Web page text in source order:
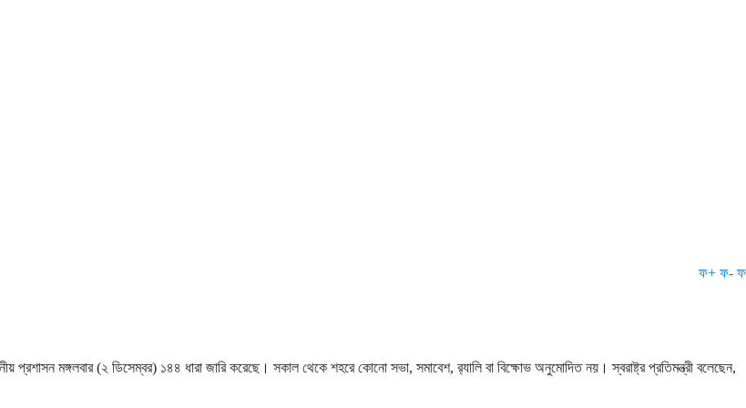
ফ+ ফ- ফ
মঙ্গলবার (২ ডিসেম্বর) ১৪৪ ধারা জারি করেছে। সকাল থেকে শহরে কোনো সভা, সমাবেশ, র‌্যালি বা বিক্ষোভ অনুমোদিত নয়। স্বরাষ্ট্র প্রতিমন্ত্রী বলেছেন,